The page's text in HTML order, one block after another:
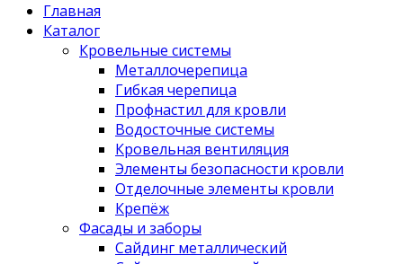
Главная
Каталог
Кровельные системы
Металлочерепица
Гибкая черепица
Профнастил для кровли
Водосточные системы
Кровельная вентиляция
Элементы безопасности кровли
Отделочные элементы кровли
Крепёж
Фасады и заборы
Сайдинг металлический